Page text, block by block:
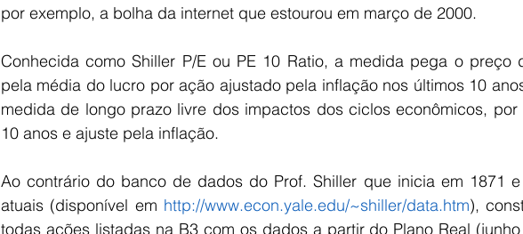
por exemplo, a bolha da internet que estourou em março de 2000.
Conhecida como Shiller P/E ou PE 10 Ratio, a medida pega o preço
pela média do lucro por ação ajustado pela inflação nos últimos 10
medida de longo prazo livre dos impactos dos ciclos econômicos,
10 anos e ajuste pela inflação.
Ao contrário do banco de dados do Prof. Shiller que inicia em 1871
atuais (disponível em http://www.econ.yale.edu/~shiller/data.htm),
todas ações listadas na B3 com os dados a partir do Plano Real